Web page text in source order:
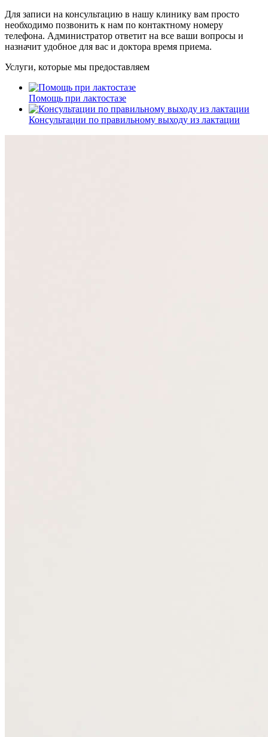
Для записи на консультацию в нашу клинику вам просто
необходимо позвонить к нам по контактному номеру
телефона. Администратор ответит на все ваши вопросы и
назначит удобное для вас и доктора время приема.
Услуги, которые мы предоставляем
Помощь при лактостазе
Консультации по правильному выходу из лактации